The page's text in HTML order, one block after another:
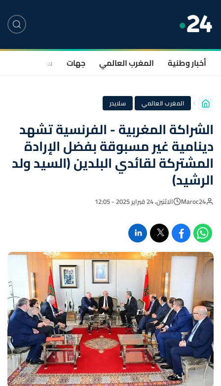
أخبار وطنية المغرب العالمي جهات سياسة
المغرب العالمي · سلايدر
الشراكة المغربية - الفرنسية تشهد
دينامية غير مسبوقة بفضل الإرادة
المشتركة لقائدي البلدين (السيد ولد
الرشيد)
Maroc24 الاثنين، 24 فبراير 2025 - 12:05